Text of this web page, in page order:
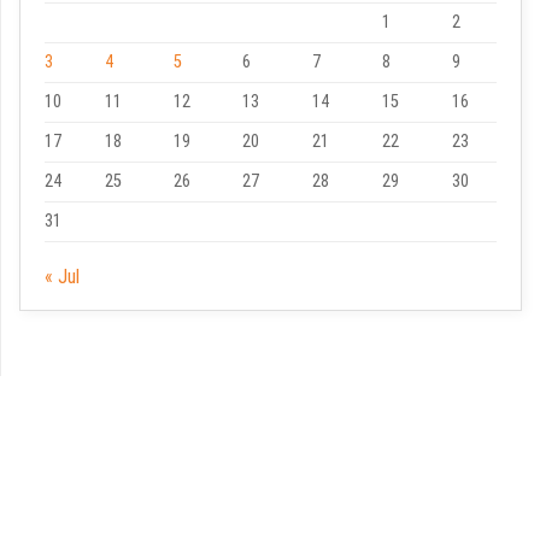
1
2
3
4 5 6 7 8
9
10
11 12 13 14 15
16
17
18 19 20 21 22
23
24
25 26 27 28 29
30
31
« Jul